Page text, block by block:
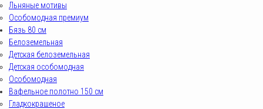
Льняные мотивы
Особомодная премиум
Бязь 80 см
Белоземельная
Детская белоземельная
Детская особомодная
Особомодная
Вафельное полотно 150 см
Гладкокрашеное